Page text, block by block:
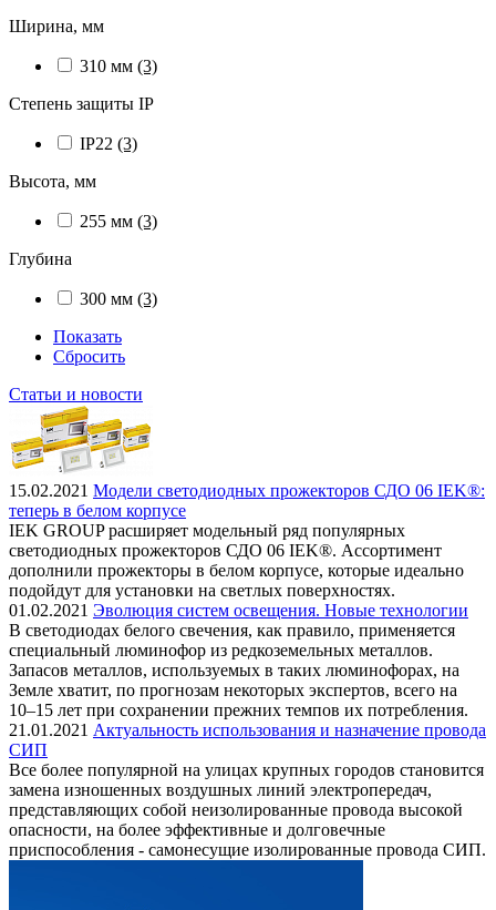
Ширина, мм
310 мм (3)
Степень защиты IP
IP22 (3)
Высота, мм
255 мм (3)
Глубина
300 мм (3)
Показать
Сбросить
Статьи и новости
15.02.2021 Модели светодиодных прожекторов СДО 06 IEK®:
теперь в белом корпусе
IEK GROUP расширяет модельный ряд популярных
светодиодных прожекторов СДО 06 IEK®. Ассортимент
дополнили прожекторы в белом корпусе, которые идеально
подойдут для установки на светлых поверхностях.
01.02.2021 Эволюция систем освещения. Новые технологии
В светодиодах белого свечения, как правило, применяется
специальный люминофор из редкоземельных металлов.
Запасов металлов, используемых в таких люминофорах, на
Земле хватит, по прогнозам некоторых экспертов, всего на
10–15 лет при сохранении прежних темпов их потребления.
21.01.2021 Актуальность использования и назначение провода
СИП
Все более популярной на улицах крупных городов становится
замена изношенных воздушных линий электропередач,
представляющих собой неизолированные провода высокой
опасности, на более эффективные и долговечные
приспособления - самонесущие изолированные провода СИП.